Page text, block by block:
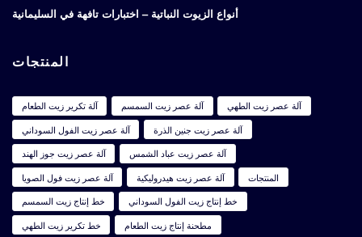
أنواع الزيوت النباتية – اختبارات تافهة في السليمانية
المنتجات
آلة تكرير زيت الطعام آلة عصر زيت السمسم
آلة عصر زيت الطهي
آلة عصر زيت الفول السوداني
آلة عصر زيت جنين الذرة
آلة عصر زيت جوز الهند
آلة عصر زيت عباد الشمس
آلة عصر زيت فول الصويا
آلة عصر زيت هيدروليكية
المنتجات
خط إنتاج زيت السمسم
خط إنتاج زيت الفول السوداني
خط تكرير زيت الطهي
مطحنة إنتاج زيت الطعام